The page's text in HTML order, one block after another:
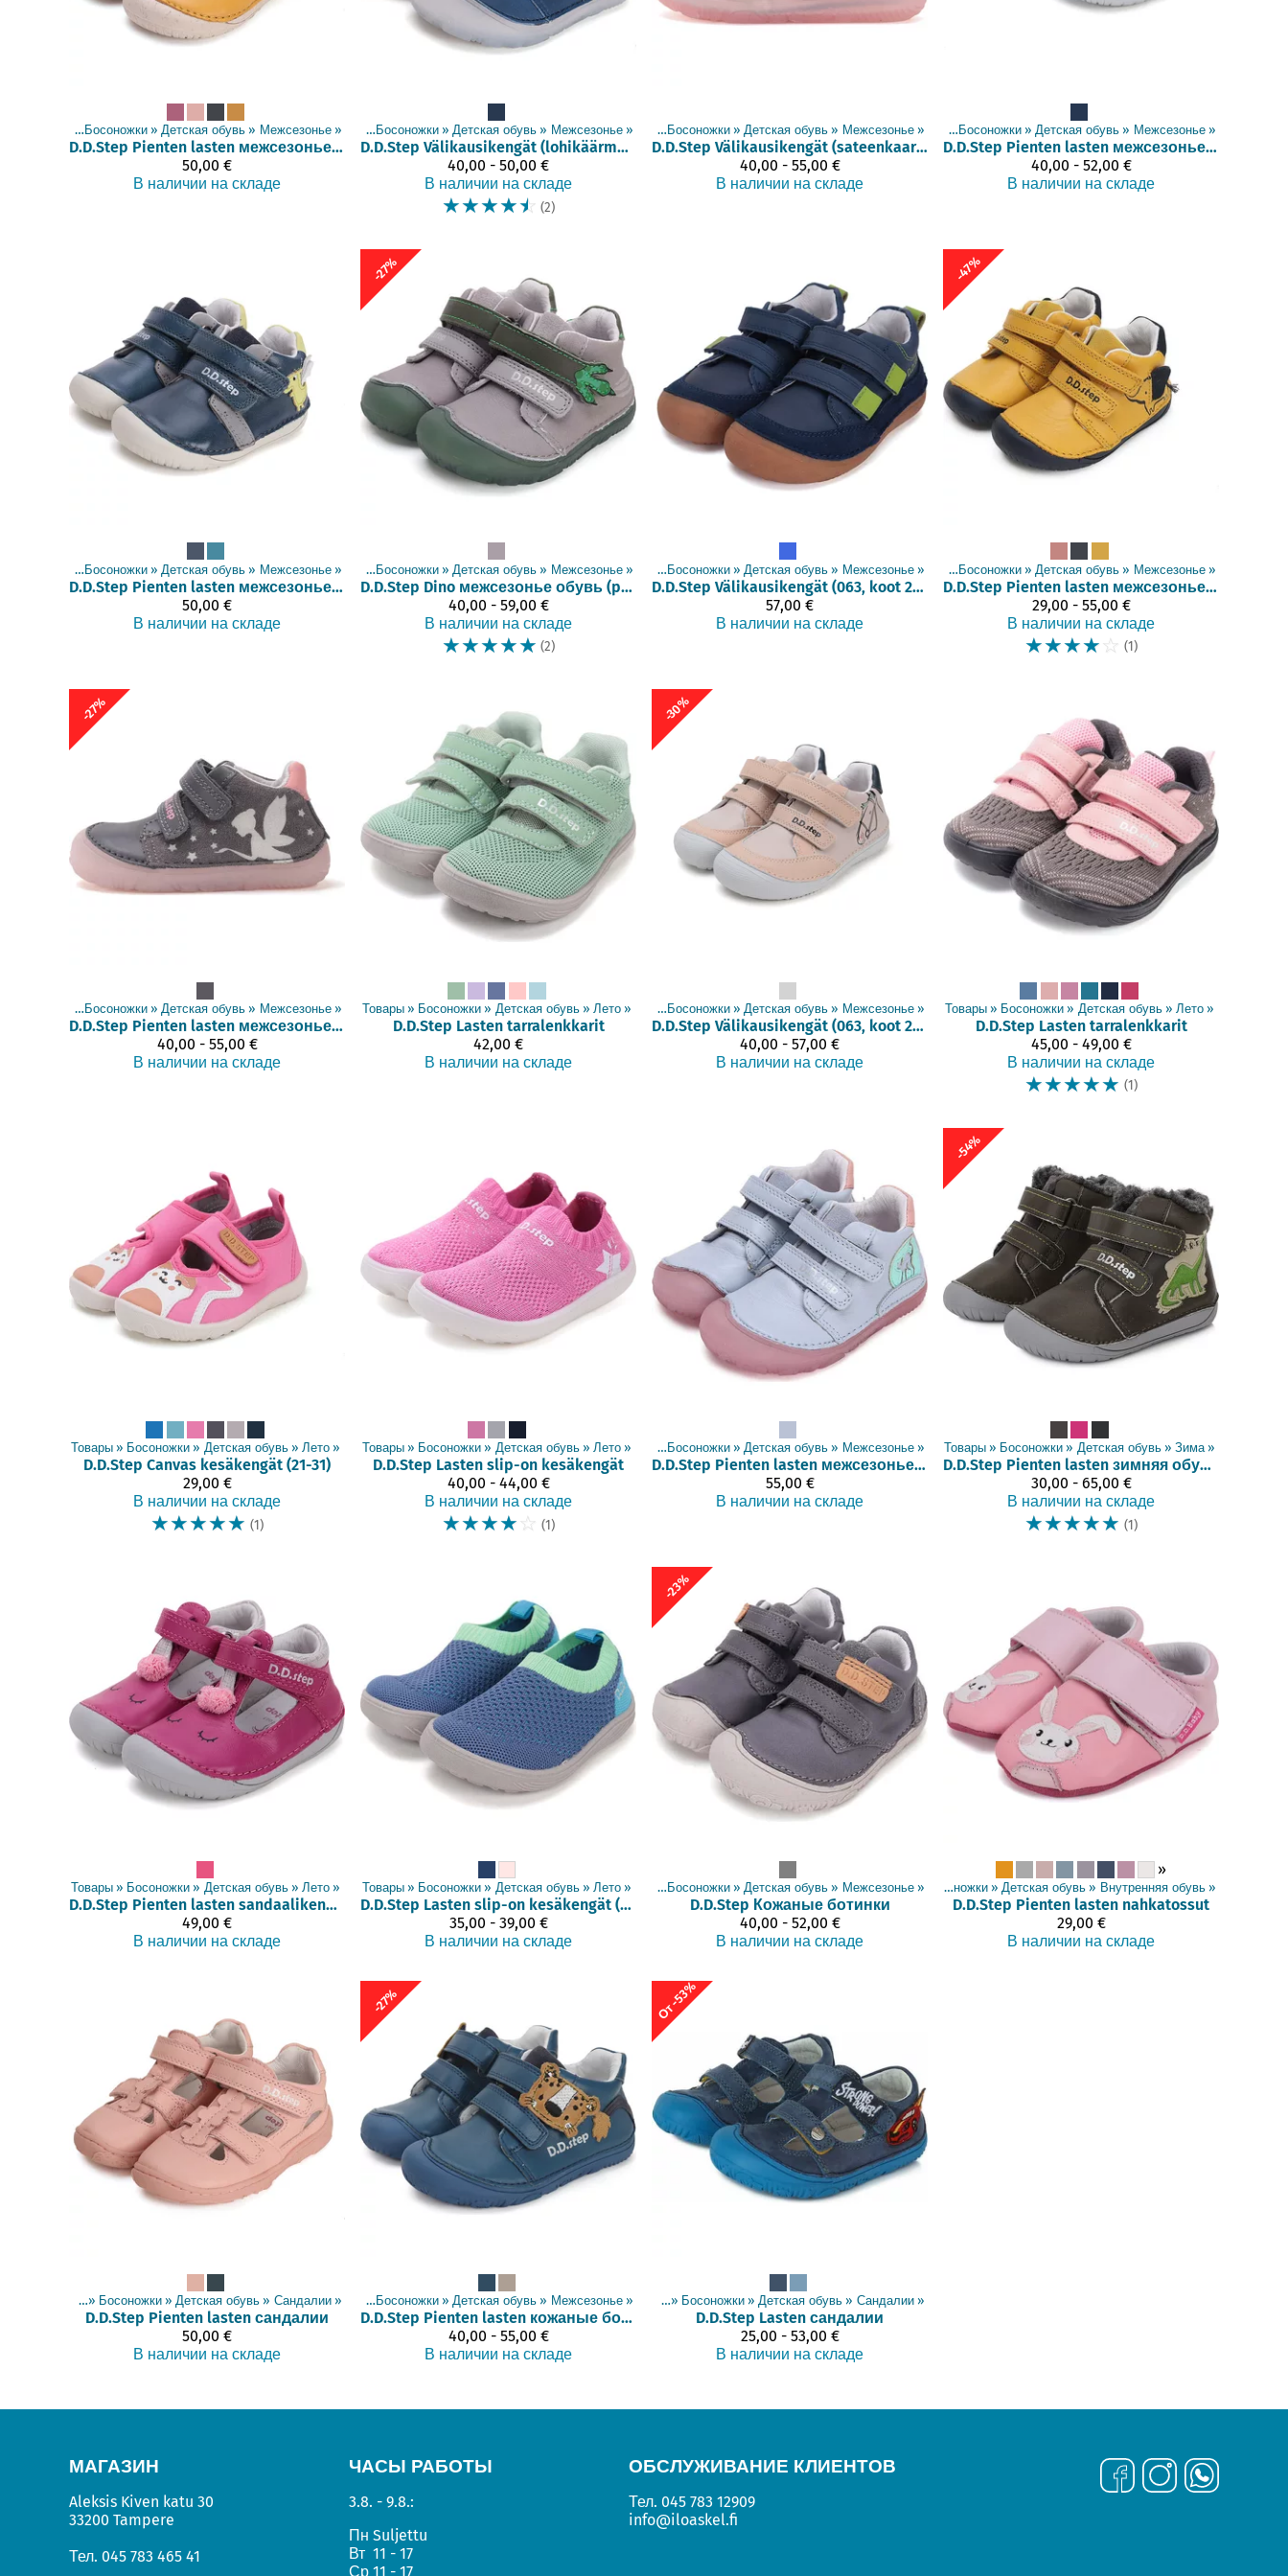
‪» Босоножки ‪» Детская обувь ‪» Межсезонье ‪»
D.D.Step
Pienten lasten межсезонье обувь (20-25)
50,00 €
В наличии на складе
Товары ‪» Босоножки ‪» Детская обувь ‪» Межсезонье ‪»
D.D.Step
Välikausikengät (lohikäärme, 21-31)
40,00 - 50,00 €
В наличии на складе
☆☆☆☆☆ (2)
Товары ‪» Босоножки ‪» Детская обувь ‪» Межсезонье ‪»
D.D.Step
Välikausikengät (sateenkaari, 21-31)
40,00 - 55,00 €
В наличии на складе
Товары ‪» Босоножки ‪» Детская обувь ‪» Межсезонье ‪»
D.D.Step
Pienten lasten межсезонье обувь (20-25)
40,00 - 52,00 €
В наличии на складе
‪» Босоножки ‪» Детская обувь ‪» Межсезонье ‪»
D.D.Step
Pienten lasten межсезонье обувь (lohikäärme, 21-25)
50,00 €
В наличии на складе
-27%
Товары ‪» Босоножки ‪» Детская обувь ‪» Межсезонье ‪»
D.D.Step
Dino межсезонье обувь (pimeässä hohtava)
40,00 - 59,00 €
В наличии на складе
☆☆☆☆☆ (2)
Товары ‪» Босоножки ‪» Детская обувь ‪» Межсезонье ‪»
D.D.Step
Välikausikengät (063, koot 26-36)
57,00 €
В наличии на складе
-47%
Товары ‪» Босоножки ‪» Детская обувь ‪» Межсезонье ‪»
D.D.Step
Pienten lasten межсезонье обувь (20-25)
29,00 - 55,00 €
В наличии на складе
☆☆☆☆☆ (1)
-27%
‪» Босоножки ‪» Детская обувь ‪» Межсезонье ‪»
D.D.Step
Pienten lasten межсезонье обувь (20-25)
40,00 - 55,00 €
В наличии на складе
Товары ‪» Босоножки ‪» Детская обувь ‪» Лето ‪»
D.D.Step Lasten tarralenkkarit
42,00 €
В наличии на складе
-30%
Товары ‪» Босоножки ‪» Детская обувь ‪» Межсезонье ‪»
D.D.Step
Välikausikengät (063, koot 25-36)
40,00 - 57,00 €
В наличии на складе
Товары ‪» Босоножки ‪» Детская обувь ‪» Лето ‪»
D.D.Step Lasten tarralenkkarit
45,00 - 49,00 €
В наличии на складе
☆☆☆☆☆ (1)
Товары ‪» Босоножки ‪» Детская обувь ‪» Лето ‪»
D.D.Step Canvas kesäkengät (21-31)
29,00 €
В наличии на складе
☆☆☆☆☆ (1)
Товары ‪» Босоножки ‪» Детская обувь ‪» Лето ‪»
D.D.Step Lasten slip-on kesäkengät
40,00 - 44,00 €
В наличии на складе
☆☆☆☆☆ (1)
Товары ‪» Босоножки ‪» Детская обувь ‪» Межсезонье ‪»
D.D.Step
Pienten lasten межсезонье обувь (20-25, pimeässä hohtava)
55,00 €
В наличии на складе
-54%
Товары ‪» Босоножки ‪» Детская обувь ‪» Зима ‪»
D.D.Step
Pienten lasten зимняя обувь (koot 20-21)
30,00 - 65,00 €
В наличии на складе
☆☆☆☆☆ (1)
Товары ‪» Босоножки ‪» Детская обувь ‪» Лето ‪»
D.D.Step
Pienten lasten sandaalikengät (21-25)
49,00 €
В наличии на складе
Товары ‪» Босоножки ‪» Детская обувь ‪» Лето ‪»
D.D.Step
Lasten slip-on kesäkengät (SS26)
35,00 - 39,00 €
В наличии на складе
-23%
Товары ‪» Босоножки ‪» Детская обувь ‪» Межсезонье ‪»
D.D.Step Кожаные ботинки
40,00 - 52,00 €
В наличии на складе
»
Товары‪» Босоножки ‪» Детская обувь ‪» Внутренняя обувь ‪»
D.D.Step Pienten lasten nahkatossut
29,00 €
В наличии на складе
Товары ‪» Босоножки ‪» Детская обувь ‪» Сандалии ‪»
D.D.Step Pienten lasten сандалии
50,00 €
В наличии на складе
-27%
Товары ‪» Босоножки ‪» Детская обувь ‪» Межсезонье ‪»
D.D.Step
Pienten lasten кожаные ботинки
40,00 - 55,00 €
В наличии на складе
От -53%
Товары ‪» Босоножки ‪» Детская обувь ‪» Сандалии ‪»
D.D.Step Lasten сандалии
25,00 - 53,00 €
В наличии на складе
МАГАЗИН
Aleksis Kiven katu 30
33200 Tampere
Тел. 045 783 465 41
ЧАСЫ РАБОТЫ
3.8. - 9.8.:
Пн Suljettu
Вт 11 - 17
Ср 11 - 17
ОБСЛУЖИВАНИЕ КЛИЕНТОВ
Тел. 045 783 12909
info@iloaskel.fi